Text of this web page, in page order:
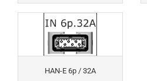
HAN-E 6p / 32A